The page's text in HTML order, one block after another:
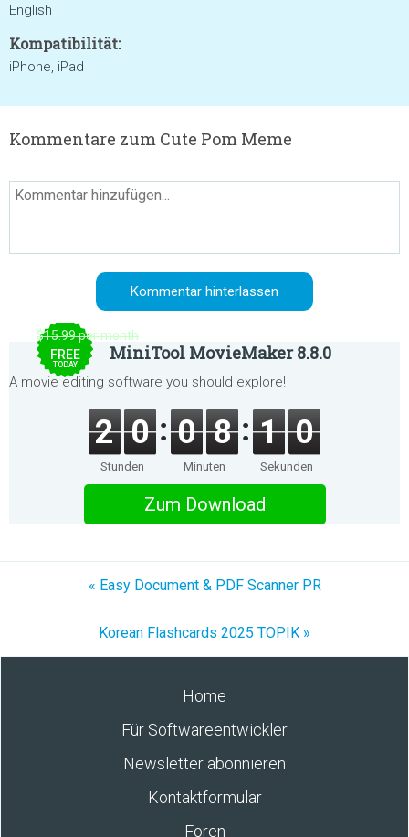
English
Kompatibilität:
iPhone, iPad
Kommentare zum Cute Pom Meme
$15.99 per month
FREE
TODAY
MiniTool MovieMaker 8.8.0
A movie editing software you should explore!
2 0
Stunden
0 8
Minuten
1 0
Sekunden
Zum Download
« Easy Document & PDF Scanner PR
Korean Flashcards 2025 TOPIK »
Home
Für Softwareentwickler
Newsletter abonnieren
Kontaktformular
Foren